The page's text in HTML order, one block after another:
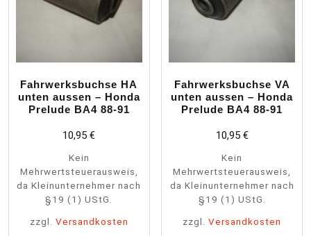
Fahrwerksbuchse HA
unten aussen – Honda
Prelude BA4 88-91
10,95€
Kein
Mehrwertsteuerausweis,
da Kleinunternehmer nach
§19 (1) UStG.
zzgl. Versandkosten
Fahrwerksbuchse VA
unten aussen – Honda
Prelude BA4 88-91
10,95 €
Kein
Mehrwertsteuerausweis,
da Kleinunternehmer nach
§19 (1) UStG.
zzgl.Versandkosten